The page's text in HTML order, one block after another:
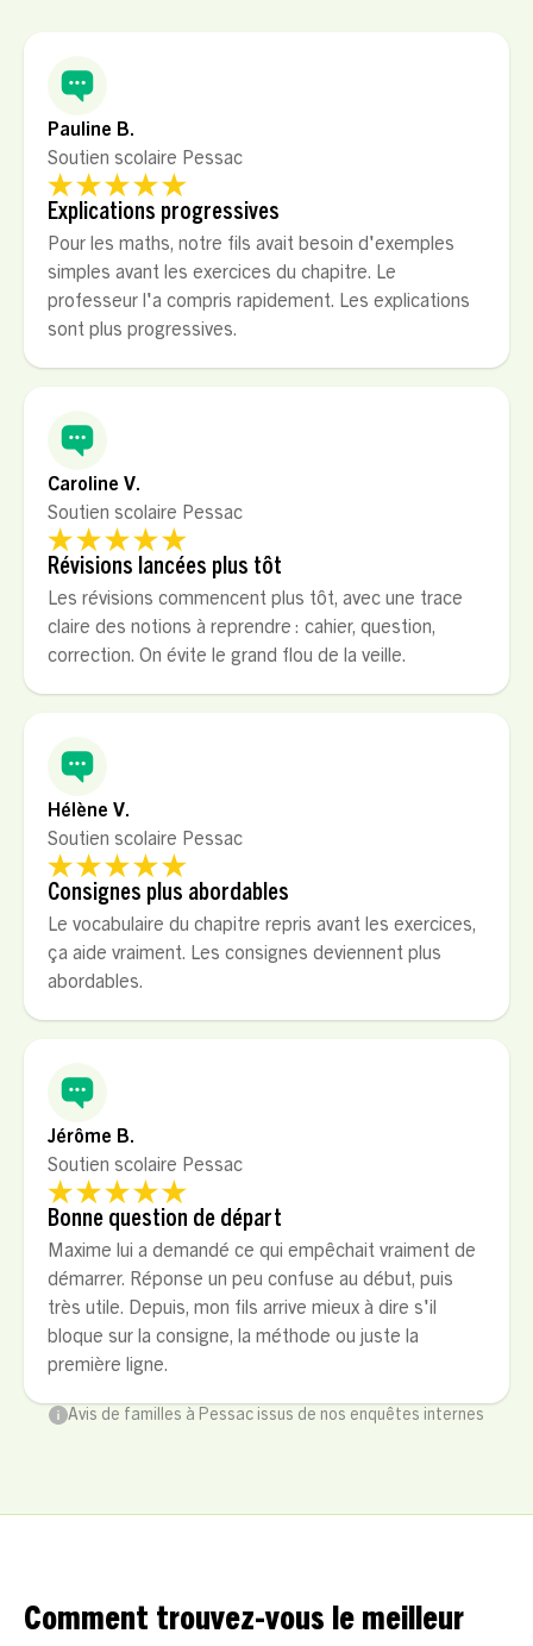
Pauline B.
Soutien scolaire Pessac
Explications progressives
Pour les maths, notre fils avait besoin d'exemples
simples avant les exercices du chapitre. Le
professeur l'a compris rapidement. Les explications
sont plus progressives.
Caroline V.
Soutien scolaire Pessac
Révisions lancées plus tôt
Les révisions commencent plus tôt, avec une trace
claire des notions à reprendre : cahier, question,
correction. On évite le grand flou de la veille.
Hélène V.
Soutien scolaire Pessac
Consignes plus abordables
Le vocabulaire du chapitre repris avant les exercices,
ça aide vraiment. Les consignes deviennent plus
abordables.
Jérôme B.
Soutien scolaire Pessac
Bonne question de départ
Maxime lui a demandé ce qui empêchait vraiment de
démarrer. Réponse un peu confuse au début, puis
très utile. Depuis, mon fils arrive mieux à dire s'il
bloque sur la consigne, la méthode ou juste la
première ligne.
Avis de familles à Pessac issus de nos enquêtes internes
Comment trouvez-vous le meilleur